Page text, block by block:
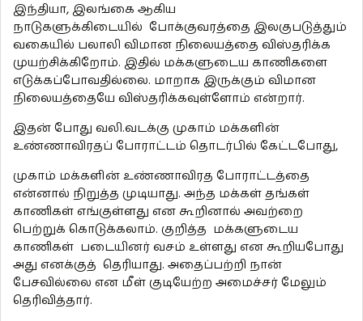
இந்தியா, இலங்கை ஆகிய
நாடுகளுக்கிடையில் போக்குவரத்தை இலகுபடுத்தும்
வகையில் பலாலி விமான நிலையத்தை விஸ்தரிக்க
முயற்சிக்கிறோம். இதில் மக்களுடைய காணிகளை
எடுக்கப்போவதில்லை. மாறாக இருக்கும் விமான
நிலையத்தையே விஸ்தரிக்கவுள்ளோம் என்றார்.
இதன் போது வலி.வடக்கு முகாம் மக்களின்
உண்ணாவிரதப் போராட்டம் தொடர்பில் கேட்டபோது,
முகாம் மக்களின் உண்ணாவிரத போராட்டத்தை
என்னால் நிறுத்த முடியாது. அந்த மக்கள் தங்கள்
காணிகள் எங்குள்ளது என கூறினால் அவற்றை
பெற்றுக் கொடுக்கலாம். குறித்த மக்களுடைய
காணிகள் படையினர் வசம் உள்ளது என கூறியபோது
அது எனக்குத் தெரியாது. அதைப்பற்றி நான்
பேசவில்லை என மீள் குடியேற்ற அமைச்சர் மேலும்
தெரிவித்தார்.